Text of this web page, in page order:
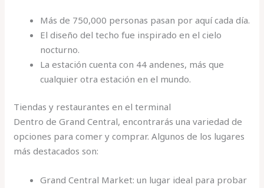
Más de 750,000 personas pasan por aquí cada día.
El diseño del techo fue inspirado en el cielo
nocturno.
La estación cuenta con 44 andenes, más que
cualquier otra estación en el mundo.
Tiendas y restaurantes en el terminal
Dentro de Grand Central, encontrarás una variedad de
opciones para comer y comprar. Algunos de los lugares
más destacados son:
Grand Central Market: un lugar ideal para probar